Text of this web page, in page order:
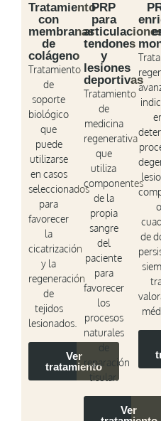
Tratamiento
con
membranas
de
colágeno
Tratamiento
de
soporte
biológico
que
puede
utilizarse
en casos
seleccionados
para
favorecer
la
cicatrización
y la
regeneración
de
tejidos
lesionados.
Ver
tratamiento
PRP
para
tendones
y
lesiones
deportivas
Tratamiento
de
medicina
regenerativa
que
utiliza
componentes
de la
propia
sangre
del
paciente
para
favorecer
los
procesos
naturales
de
reparación
tisular.
Ver
o
de